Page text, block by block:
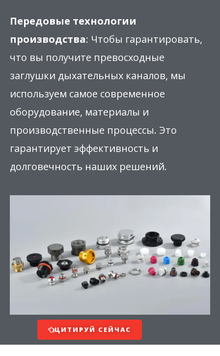
Передовые технологии
производства: Чтобы гарантировать,
что вы получите превосходные
заглушки дыхательных каналов, мы
используем самое современное
оборудование, материалы и
производственные процессы. Это
гарантирует эффективность и
долговечность наших решений.
ЦИТИРУЙ СЕЙЧАС